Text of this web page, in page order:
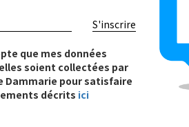
S'inscrire
que mes données
soient collectées par
Dammarie pour satisfaire
décrits ici